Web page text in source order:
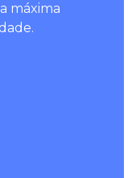
máxima